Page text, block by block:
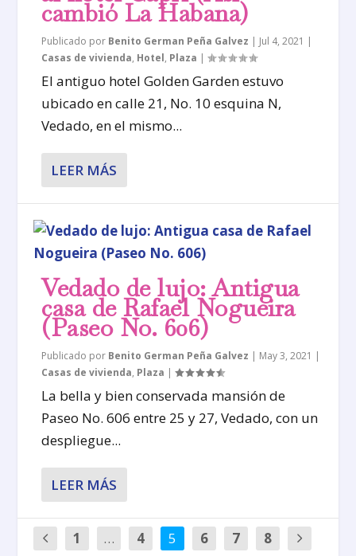
cambió La Habana)
Publicado por Benito German Peña Galvez | Jul 4, 2021 |
Casas de vivienda, Hotel, Plaza |
El antiguo hotel Golden Garden estuvo
ubicado en calle 21, No. 10 esquina N,
Vedado, en el mismo...
LEER MÁS
Vedado de lujo: Antigua
casa de Rafael Nogueira
(Paseo No. 606)
Publicado por Benito German Peña Galvez | May 3, 2021 |
Casas de vivienda, Plaza |
La bella y bien conservada mansión de
Paseo No. 606 entre 25 y 27, Vedado, con un
despliegue...
LEER MÁS
1 … 4 5 6 7 8